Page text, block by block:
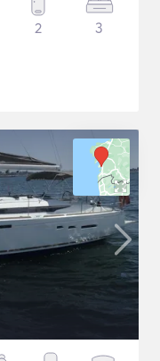
2 3